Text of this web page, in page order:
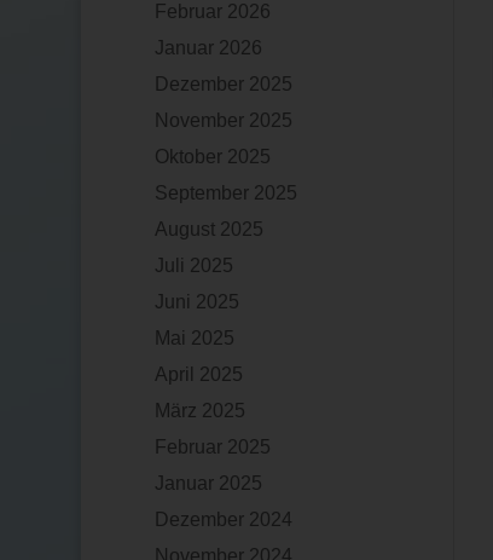
Februar 2026
Januar 2026
Dezember 2025
November 2025
Oktober 2025
September 2025
August 2025
Juli 2025
Juni 2025
Mai 2025
April 2025
März 2025
Februar 2025
Januar 2025
Dezember 2024
November 2024